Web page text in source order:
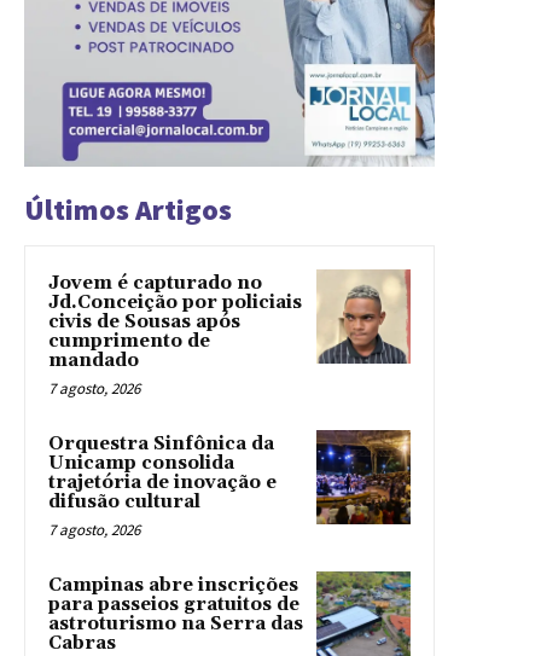
Últimos Artigos
Jovem é capturado no
Jd.Conceição por policiais
civis de Sousas após
cumprimento de
mandado
7 agosto, 2026
Orquestra Sinfônica da
Unicamp consolida
trajetória de inovação e
difusão cultural
7 agosto, 2026
Campinas abre inscrições
para passeios gratuitos de
astroturismo na Serra das
Cabras